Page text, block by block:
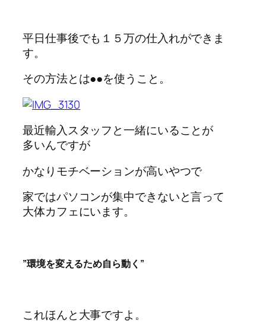
平日仕事後でも１５万の仕入れができま
す。
その方法とは●●を使うこと。
最近輸入スタッフと一緒にいることが
多いんですが
かなりモチベーションが高いやつで
家ではパソコンが集中できないと言って
大体カフェにいます。
”環境を変えるため自ら動く”
これほんと大事ですよ。